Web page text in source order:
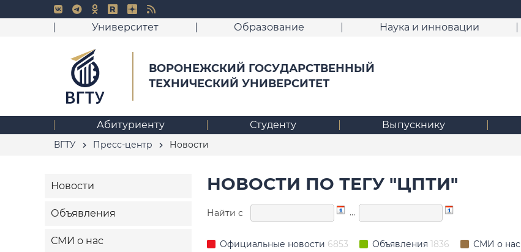
Университет Образование Наука и инновации
ВОРОНЕЖСКИЙ ГОСУДАРСТВЕННЫЙ
ТЕХНИЧЕСКИЙ УНИВЕРСИТЕТ
Абитуриенту Студенту Выпускнику
ВГТУ Пресс-центр Новости
Новости
Объявления
СМИ о нас
НОВОСТИ ПО ТЕГУ "ЦПТИ"
Найти с …
Официальные новости 6853 Объявления 1836 СМИ о нас